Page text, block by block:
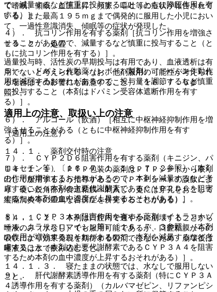
て嗜眠、傾眠、血圧上昇、頻脈、嘔吐等の症状が報告されて
いる。また最高１９５ｍｇまで偶発的に服用した小児におい
て、一過性意識消失、傾眠等の症状が発現した。
１３．２． 処置
過量投与時、活性炭の早期投与は有用であり、血液透析は有
用でないと考えられる（なお、他剤服用の可能性が考えられ
る場合はその影響にも留意すること）〔１６．７．６参
照〕。
適用上の注意、取扱い上の注意
（適用上の注意）
１４．１． 薬剤交付時の注意
１４．１．１． ＰＴＰ包装の薬剤はＰＴＰシートから取り
出して服用するよう指導すること（ＰＴＰシートの誤飲によ
り、硬い鋭角部が食道粘膜へ刺入し、更には穿孔をおこして
縦隔洞炎等の重篤な合併症を併発することがある）。
１４．１．２． 本剤は口腔内で速やかに崩壊することから
唾液のみ（水なし）でも服用可能であるが、口腔粘膜からの
吸収により効果発現を期待する製剤ではないため、崩壊後は
唾液又は水で飲み込むこと。
１４．１．３． 寝たままの状態では、水なしで服用しない
こと。
で、減量するなど慎重に投与すること（ともに降圧作用を有
する）］。
４）． 抗コリン作用を有する薬剤［抗コリン作用を増強さ
せることがあるので、減量するなど慎重に投与すること（と
もに抗コリン作用を有する）］。
５）． ドパミン作動薬（レボドパ製剤）［ドパミン作動作
用を減弱するおそれがあるので、投与量を調節するなど慎重
に投与すること（本剤はドパミン受容体遮断作用を有す
る）］。
６）． アルコール（飲酒）［相互に中枢神経抑制作用を増
強させることがある（ともに中枢神経抑制作用を有す
る）］。
７）． ＣＹＰ２Ｄ６阻害作用を有する薬剤（キニジン、パ
ロキセチン等）〔１６．７．１、１６．７．２参照〕［本剤
の作用が増強するおそれがあるので、本剤を減量するなど考
慮すること（本剤の主要代謝酵素であるＣＹＰ２Ｄ６を阻害
するため本剤の血中濃度が上昇するおそれがある）］。
８）． ＣＹＰ３Ａ４阻害作用を有する薬剤（イトラコナゾ
ール、クラリスロマイシン等）〔１６．７．３参照〕［本剤
の作用が増強するおそれがあるので、本剤を減量するなど考
慮すること（本剤の主要代謝酵素であるＣＹＰ３Ａ４を阻害
するため本剤の血中濃度が上昇するおそれがある）］。
９）． 肝代謝酵素誘導作用を有する薬剤（特にＣＹＰ３Ａ
４誘導作用を有する薬剤）（カルバマゼピン、リファンピシ